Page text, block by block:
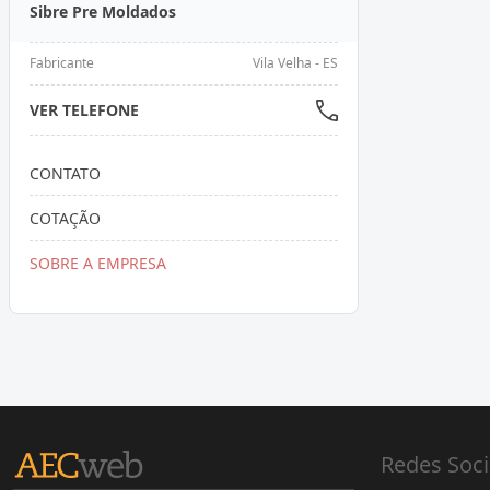
Sibre Pre Moldados
Fabricante Vila Velha - ES
VER TELEFONE
CONTATO
COTAÇÃO
SOBRE A EMPRESA
Redes